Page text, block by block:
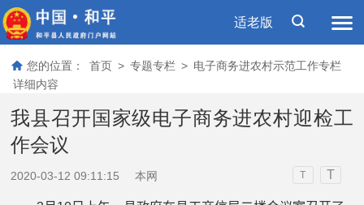
适老版
您的位置： 首页 > 专题专栏 > 电子商务进农村示范工作专栏
详细内容
我县召开国家级电子商务进农村迎检工
作会议
2020-03-12 09:11:15 本网 T T